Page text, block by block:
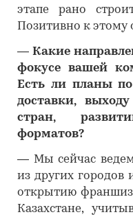
этапе рано
Позитивно к этому
― Какие
фокусе вашей
Есть ли планы
доставки,
стран,
форматов?
― Мы сейчас
из других
открытию
Казахстане,